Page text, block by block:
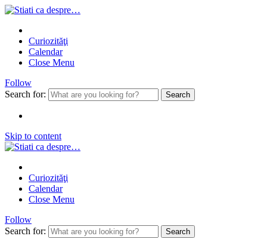
Curiozităţi
Calendar
Close Menu
Follow
Search for:
Skip to content
Curiozităţi
Calendar
Close Menu
Follow
Search for: